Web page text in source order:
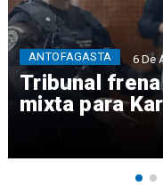
Tribunal
mixta para
ANTOFAGASTA 6 De